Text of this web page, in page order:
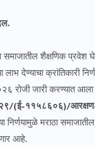
शैक्षणिक प्रवेश
देण्याचा क्रांतिकारी
रोजी जारी करण्यात
(ई-११५८६०६)/
मराठा
आहे.